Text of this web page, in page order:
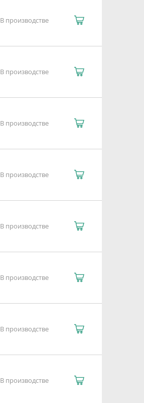
В производстве
В производстве
В производстве
В производстве
В производстве
В производстве
В производстве
В производстве